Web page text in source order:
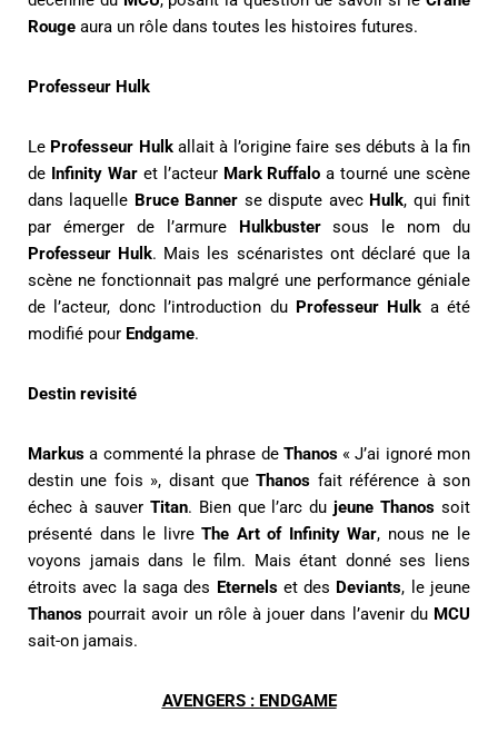
Rouge aura un rôle dans toutes les histoires futures.
Professeur Hulk
Le Professeur Hulkallait à l’origine faire ses débuts à la fin
de Infinity Waret l’acteur Mark Ruffalo a tourné une scène
dans laquelle Bruce Banner se dispute avec Hulk, qui finit
par émerger de l’armure Hulkbustersous le nom du
Professeur Hulk. Mais les scénaristes ont déclaré que la
scène ne fonctionnait pas malgré une performance géniale
de l’acteur, donc l’introduction du Professeur Hulk a été
modifié pour Endgame.
Destin revisité
Markus a commenté la phrase de Thanos« J’ai ignoré mon
destin une fois », disant queThanos fait référence à son
échec à sauver Titan. Bien que l’arc du jeune Thanos soit
présenté dans le livreThe Art of Infinity War, nous ne le
voyons jamais dans le film. Mais étant donné ses liens
étroits avec la saga des Eternelset des Deviants, le jeune
Thanos pourrait avoir un rôle à jouer dans l’avenir du MCU
sait-on jamais.
AVENGERS : ENDGAME